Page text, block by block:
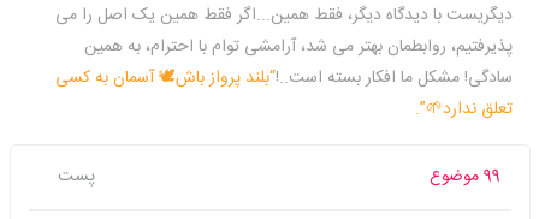
دیگریست با دیدگاه دیگر، فقط همین...اگر فقط همین یک اصل را می
پذیرفتیم، روابطمان بهتر می شد، آرامشی توام با احترام، به همین
سادگی! مشکل ما افکار بسته است..!“بلند پرواز باش🕊 آسمان به کسی
تعلق ندارد🌱”.
99 موضوع پست